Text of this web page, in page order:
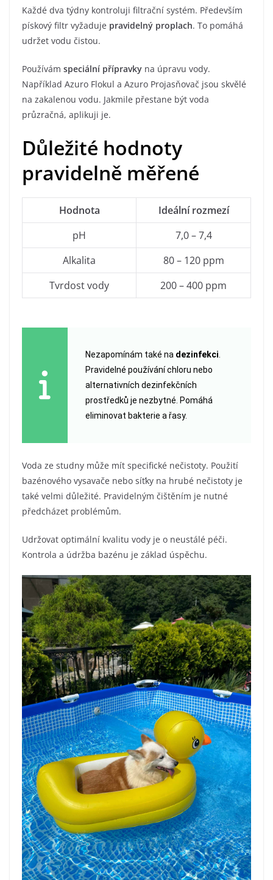
Každé dva týdny kontroluji filtrační systém. Především
pískový filtr vyžaduje pravidelný proplach. To pomáhá
udržet vodu čistou.
Používám speciální přípravky na úpravu vody.
Například Azuro Flokul a Azuro Projasňovač jsou skvělé
na zakalenou vodu. Jakmile přestane být voda
průzračná, aplikuji je.
Důležité hodnoty
pravidelně měřené
Hodnota
Ideální rozmezí
pH
7,0 – 7,4
Alkalita
80 – 120 ppm
Tvrdost vody
200 – 400 ppm
Nezapomínám také na dezinfekci
Pravidelné používání chloru nebo
alternativních dezinfekčních
prostředků je nezbytné. Pomáhá
eliminovat bakterie a řasy.
Voda ze studny může mít specifické nečistoty. Použití
bazénového vysavače nebo síťky na hrubé nečistoty je
také velmi důležité. Pravidelným čištěním je nutné
předcházet problémům.
Udržovat optimální kvalitu vody je o neustálé péči.
Kontrola a údržba bazénu je základ úspěchu.